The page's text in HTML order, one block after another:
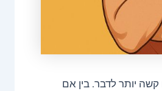
קשה יותר לדבר. בין אם